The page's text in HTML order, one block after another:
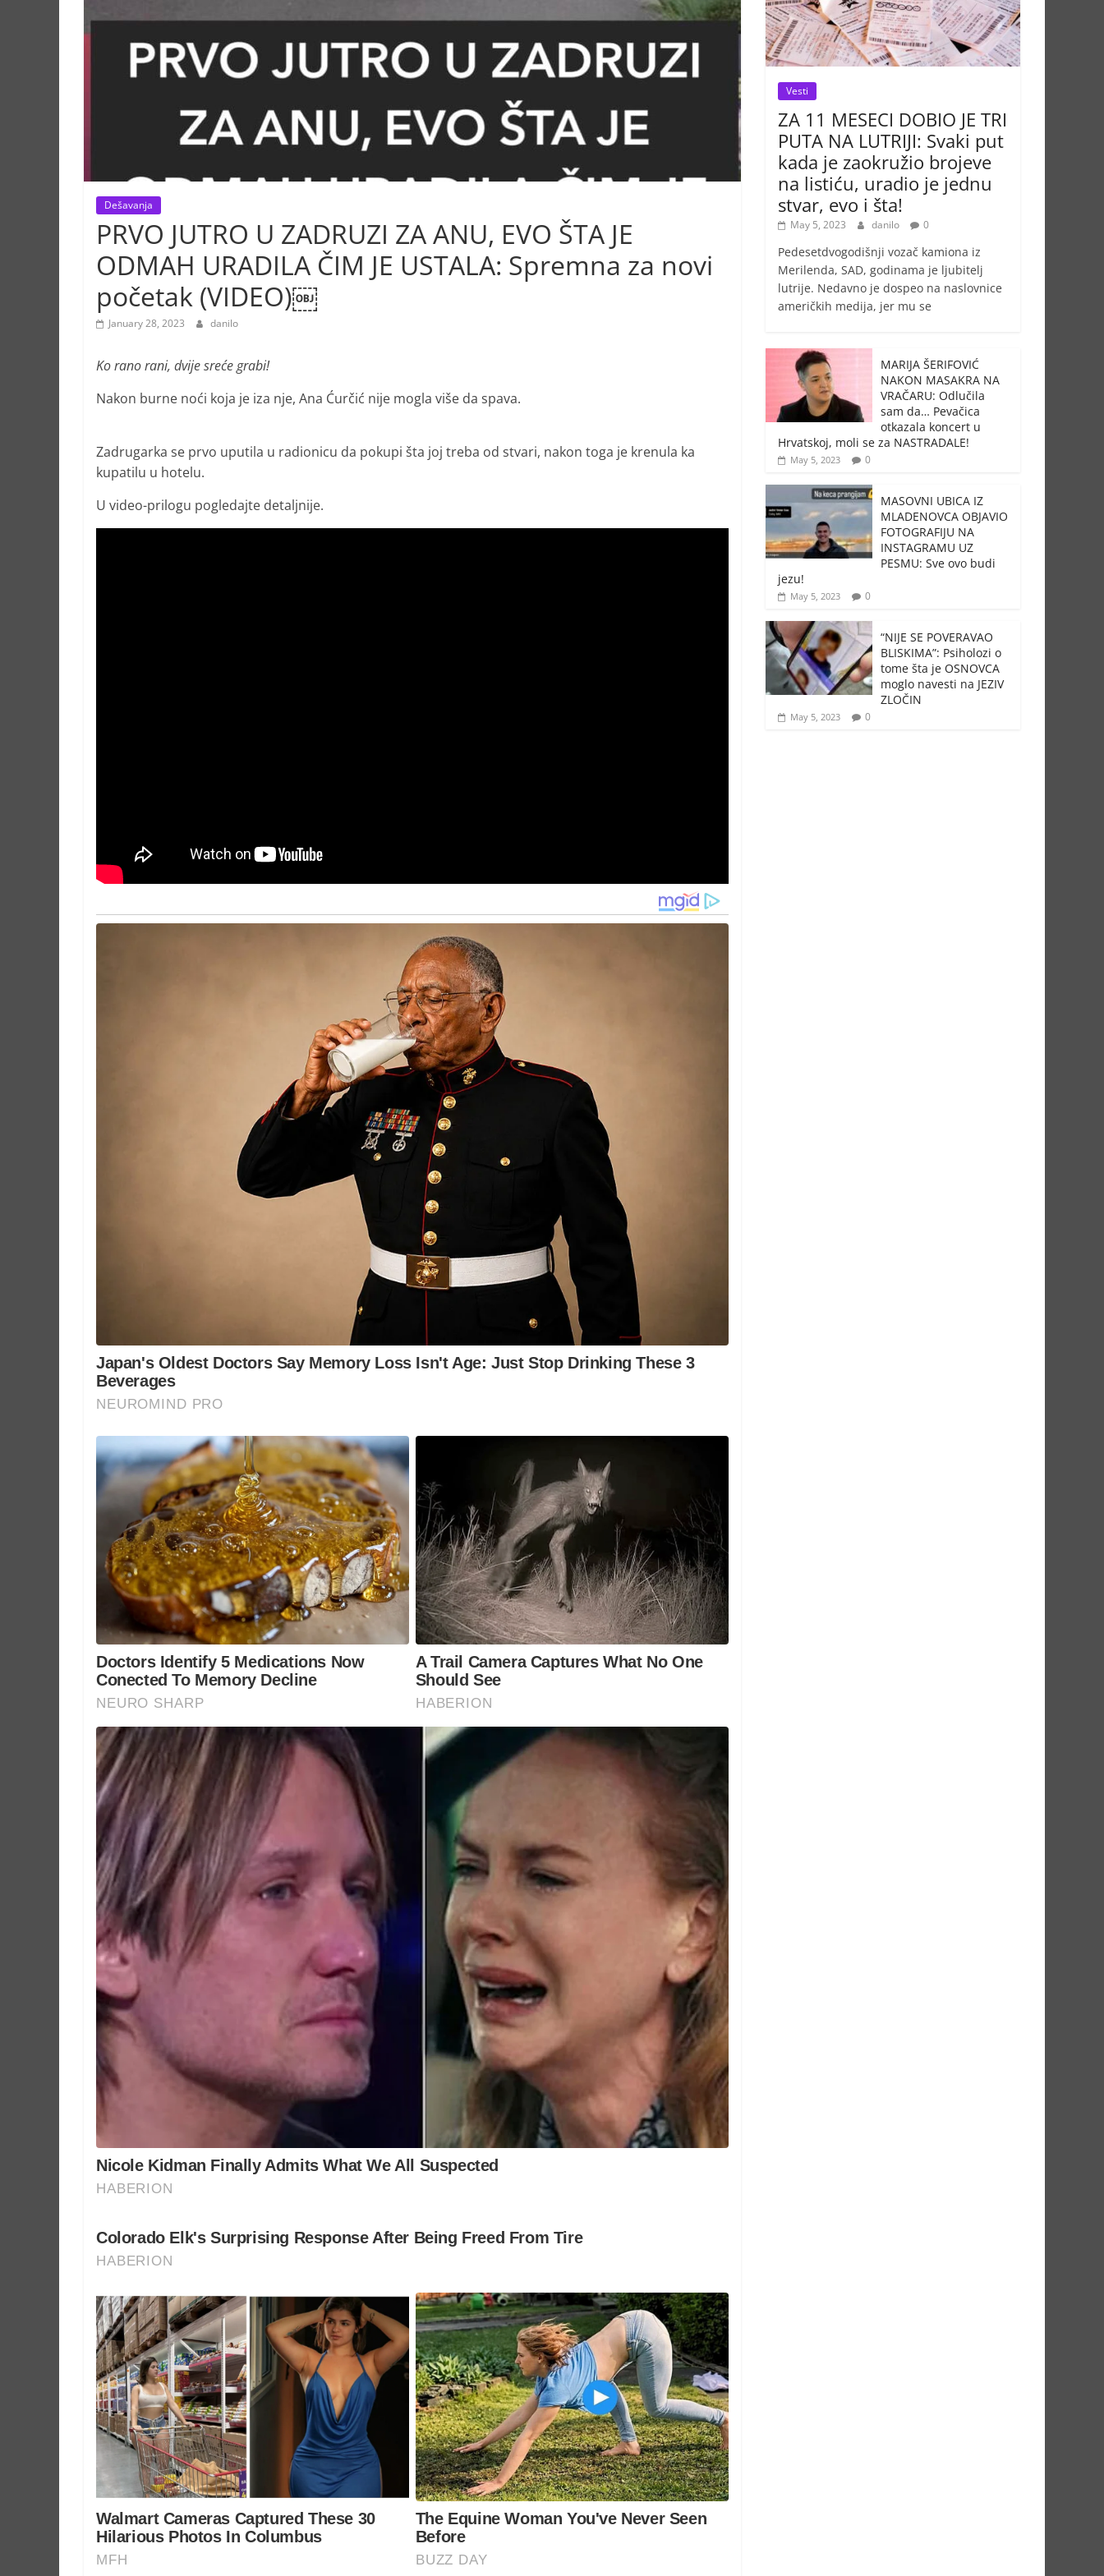
Dešavanja
PRVO JUTRO U ZADRUZI ZA ANU, EVO ŠTA JE
ODMAH URADILA ČIM JE USTALA: Spremna za novi
početak (VIDEO)￼
January 28, 2023 danilo
Ko rano rani, dvije sreće grabi!
Nakon burne noći koja je iza nje, Ana Ćurčić nije mogla više da spava.
Zadrugarka se prvo uputila u radionicu da pokupi šta joj treba od stvari, nakon toga je krenula ka
kupatilu u hotelu.
U video-prilogu pogledajte detaljnije.
Vesti
ZA 11 MESECI DOBIO JE TRI
PUTA NA LUTRIJI: Svaki put
kada je zaokružio brojeve
na listiću, uradio je jednu
stvar, evo i šta!
May 5, 2023 danilo 0
Pedesetdvogodišnji vozač kamiona iz
Merilenda, SAD, godinama je ljubitelj
lutrije. Nedavno je dospeo na naslovnice
američkih medija, jer mu se
MARIJA ŠERIFOVIĆ
NAKON MASAKRA NA
VRAČARU: Odlučila
sam da… Pevačica
otkazala koncert u
Hrvatskoj, moli se za NASTRADALE!
May 5, 2023 0
MASOVNI UBICA IZ
MLADENOVCA OBJAVIO
FOTOGRAFIJU NA
INSTAGRAMU UZ
PESMU: Sve ovo budi
jezu!
May 5, 2023 0
“NIJE SE POVERAVAO
BLISKIMA”: Psiholozi o
tome šta je OSNOVCA
moglo navesti na JEZIV
ZLOČIN
May 5, 2023 0